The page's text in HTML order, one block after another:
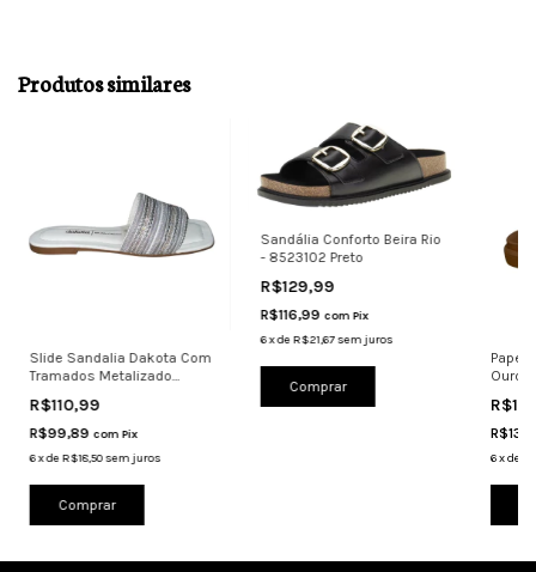
Produtos similares
Slide Sandalia Dakota Com
Tramados Metalizado
R$110,99
R$99,89 com Pix
6xdeR$18,50sem juros
Comprar
Sandália Conforto Beira Rio
- 8523102 Preto
R$129,99
R$116,99 com Pix
6xdeR$21,67 sem juros
Comprar
Ouro
6xde